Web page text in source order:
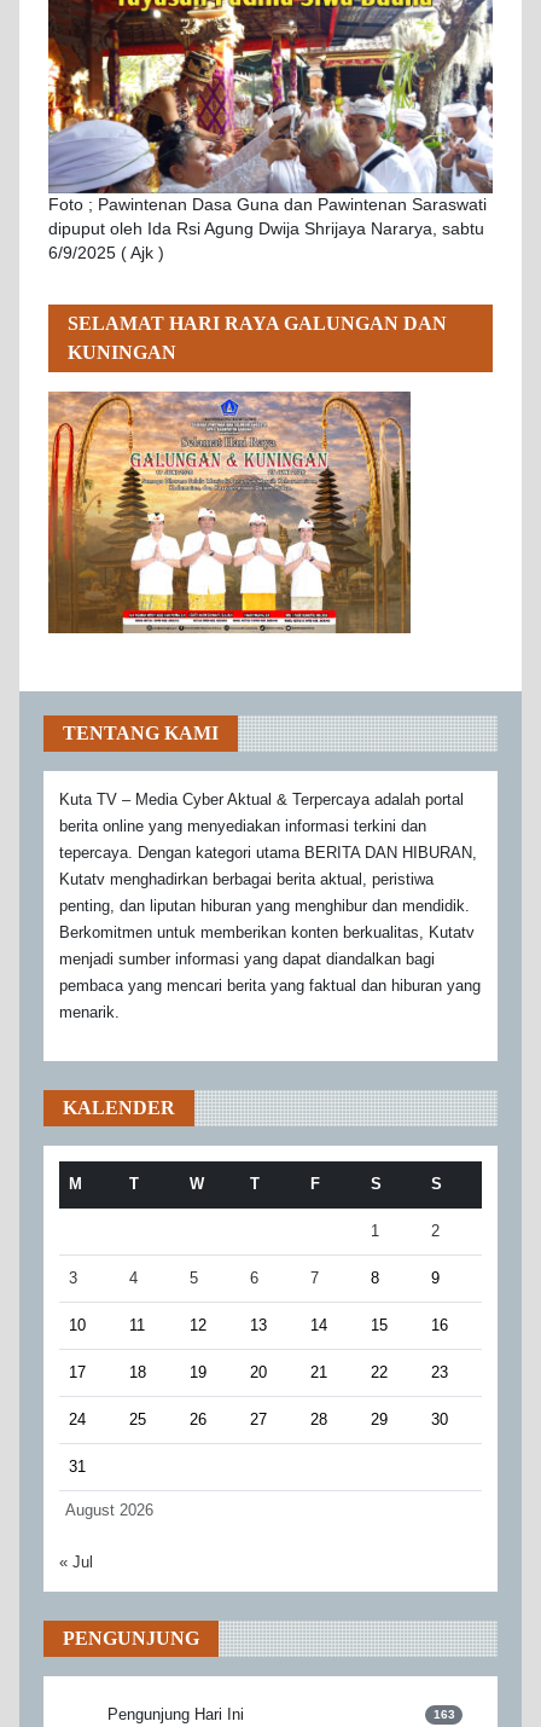
Foto ; Pawintenan Dasa Guna dan Pawintenan Saraswati
dipuput oleh Ida Rsi Agung Dwija Shrijaya Nararya, sabtu
6/9/2025 ( Ajk )
SELAMAT HARI RAYA GALUNGAN DAN
KUNINGAN
TENTANG KAMI
Kuta TV – Media Cyber Aktual & Terpercaya adalah portal
berita online yang menyediakan informasi terkini dan
tepercaya. Dengan kategori utama BERITA DAN HIBURAN,
Kutatv menghadirkan berbagai berita aktual, peristiwa
penting, dan liputan hiburan yang menghibur dan mendidik.
Berkomitmen untuk memberikan konten berkualitas, Kutatv
menjadi sumber informasi yang dapat diandalkan bagi
pembaca yang mencari berita yang faktual dan hiburan yang
menarik.
KALENDER
August 2026
M T W T F S S
1 2
3 4 5 6 7 8 9
10 11 12 13 14 15 16
17 18 19 20 21 22 23
24 25 26 27 28 29 30
31
« Jul
PENGUNJUNG
Pengunjung Hari Ini 163